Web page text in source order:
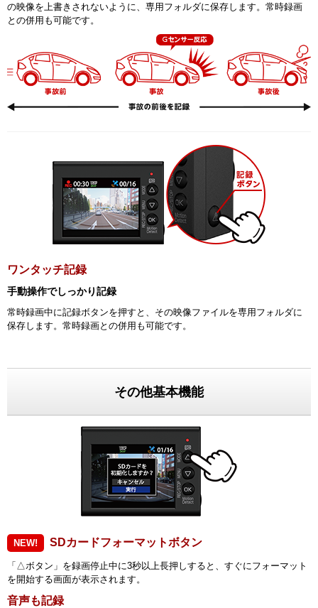
の映像を上書きされないように、専用フォルダに保存します。常時録画
との併用も可能です。
ワンタッチ記録
手動操作でしっかり記録
常時録画中に記録ボタンを押すと、その映像ファイルを専用フォルダに
保存します。常時録画との併用も可能です。
その他基本機能
NEW! SDカードフォーマットボタン
「△ボタン」を録画停止中に3秒以上長押しすると、すぐにフォーマット
を開始する画面が表示されます。
音声も記録